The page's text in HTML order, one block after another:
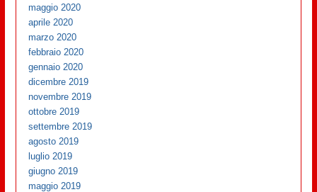
maggio 2020
aprile 2020
marzo 2020
febbraio 2020
gennaio 2020
dicembre 2019
novembre 2019
ottobre 2019
settembre 2019
agosto 2019
luglio 2019
giugno 2019
maggio 2019